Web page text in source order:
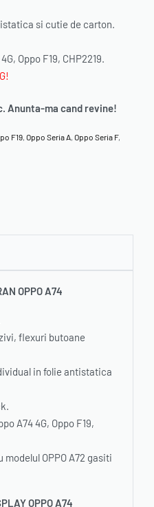
si cutie de carton.
Oppo F19, CHP2219.
Anunta-ma cand revine!
F19, Oppo Seria A, Oppo Seria F,
OPPO A74
flexuri butoane
in folie antistatica
A74 4G, Oppo F19,
OPPO A72 gasiti
OPPO A74